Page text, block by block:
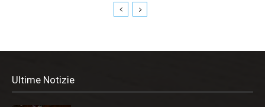
Ultime Notizie